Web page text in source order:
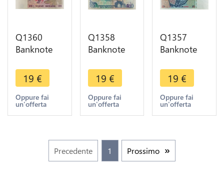
Q1360
Banknote
Dinars 1992
-> Make
offer
19 €
Oppure fai
un'offerta
Q1358
Banknote
Dinars
Habib
Bourguiba
1983 ->
19 €
Oppure fai
un'offerta
Q1357
Banknote
Dinars 1994
AU+ ->
Make offer
19 €
Oppure fai
un'offerta
Precedente 1 Prossimo